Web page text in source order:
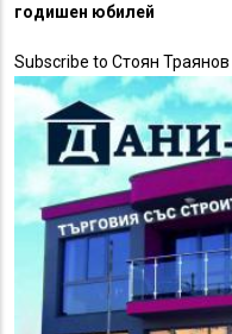
годишен юбилей
Subscribe to Стоян Траянов